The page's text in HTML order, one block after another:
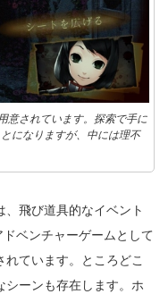
意されています。探索で手に
になりますが、中には理不
飛び道具的なイベント
ベンチャーゲームとして
ています。ところどこ
シーンも存在します。ホ